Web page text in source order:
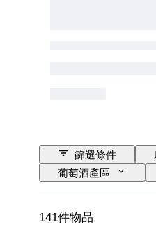
篩選條件
葡萄酒產區
141件物品